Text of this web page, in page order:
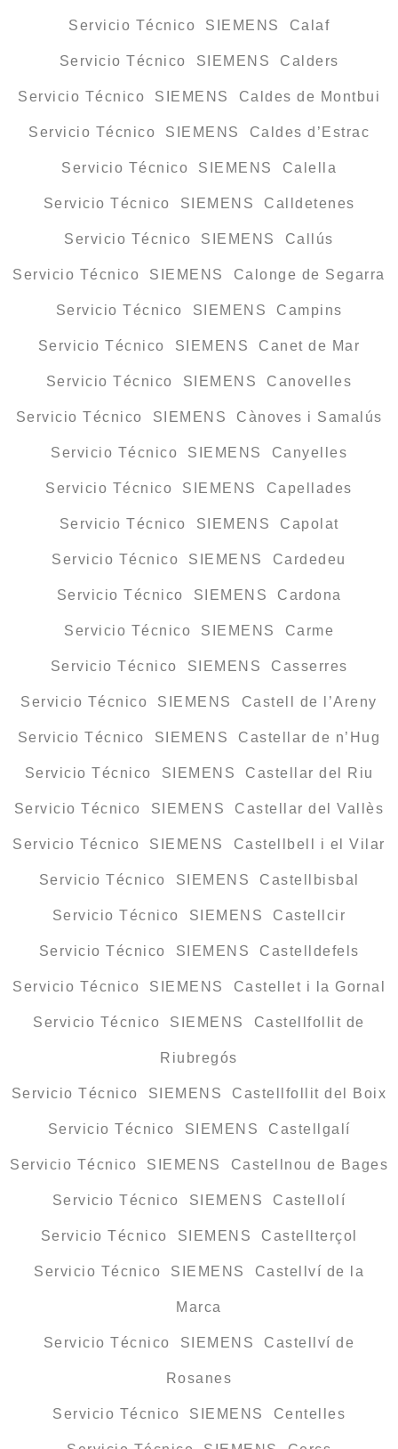
Servicio Técnico SIEMENS Calaf
Servicio Técnico SIEMENS Calders
Servicio Técnico SIEMENS Caldes de Montbui
Servicio Técnico SIEMENS Caldes d’Estrac
Servicio Técnico SIEMENS Calella
Servicio Técnico SIEMENS Calldetenes
Servicio Técnico SIEMENS Callús
Servicio Técnico SIEMENS Calonge de Segarra
Servicio Técnico SIEMENS Campins
Servicio Técnico SIEMENS Canet de Mar
Servicio Técnico SIEMENS Canovelles
Servicio Técnico SIEMENS Cànoves i Samalús
Servicio Técnico SIEMENS Canyelles
Servicio Técnico SIEMENS Capellades
Servicio Técnico SIEMENS Capolat
Servicio Técnico SIEMENS Cardedeu
Servicio Técnico SIEMENS Cardona
Servicio Técnico SIEMENS Carme
Servicio Técnico SIEMENS Casserres
Servicio Técnico SIEMENS Castell de l’Areny
Servicio Técnico SIEMENS Castellar de n’Hug
Servicio Técnico SIEMENS Castellar del Riu
Servicio Técnico SIEMENS Castellar del Vallès
Servicio Técnico SIEMENS Castellbell i el Vilar
Servicio Técnico SIEMENS Castellbisbal
Servicio Técnico SIEMENS Castellcir
Servicio Técnico SIEMENS Castelldefels
Servicio Técnico SIEMENS Castellet i la Gornal
Servicio Técnico SIEMENS Castellfollit de
Riubregós
Servicio Técnico SIEMENS Castellfollit del Boix
Servicio Técnico SIEMENS Castellgalí
Servicio Técnico SIEMENS Castellnou de Bages
Servicio Técnico SIEMENS Castellolí
Servicio Técnico SIEMENS Castellterçol
Servicio Técnico SIEMENS Castellví de la
Marca
Servicio Técnico SIEMENS Castellví de
Rosanes
Servicio Técnico SIEMENS Centelles